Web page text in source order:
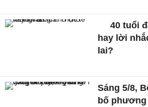
40 tuổi
hay lời
lai?
Sáng 5/8,
bố